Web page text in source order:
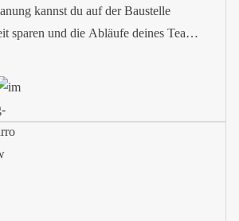
kannst du auf der Baustelle
sparen und die Abläufe deines Teams